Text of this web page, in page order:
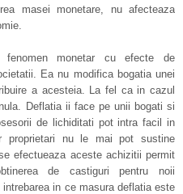
masei monetare, nu afecteaza
monetar cu efecte de
Ea nu modifica bogatia unei
a acesteia. La fel ca in cazul
Deflatia ii face pe unii bogati si
de lichiditati pot intra facil in
proprietari nu le mai pot sustine
efectueaza aceste achizitii permit
de castiguri pentru noii
in ce masura deflatia este